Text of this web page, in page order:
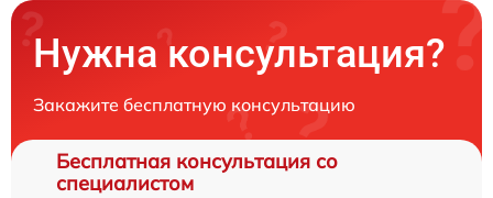
Нужна консультация?
Закажите бесплатную консультацию
Бесплатная консультация со
специалистом